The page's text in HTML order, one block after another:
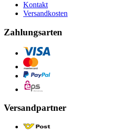
Kontakt
Versandkosten
Zahlungsarten
Versandpartner